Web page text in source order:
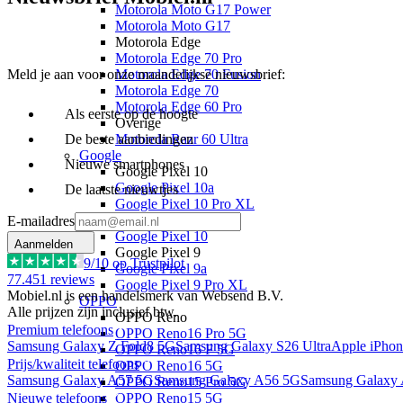
Motorola Moto G17 Power
Motorola Moto G17
Motorola Edge
Motorola Edge 70 Pro
Motorola Edge 70 Fusion
Motorola Edge 70
Motorola Edge 60 Pro
Overige
Motorola Razr 60 Ultra
Google
Google Pixel 10
Google Pixel 10a
Google Pixel 10 Pro XL
Google Pixel 10 Pro
Google Pixel 10
Google Pixel 9
Google Pixel 9a
Google Pixel 9 Pro XL
OPPO
OPPO Reno
OPPO Reno16 Pro 5G
OPPO Reno16 F 5G
OPPO Reno16 5G
OPPO Reno15 Pro 5G
OPPO Reno15 5G
Meld je aan voor onze maandelijkse nieuwsbrief:
Als eerste op de hoogte
De beste aanbiedingen
Nieuwe smartphones
De laatste nieuwtjes
E-mailadres
Aanmelden
9/10 op Trustpilot
77.451 reviews
Mobiel.nl is een handelsmerk van Websend B.V.
Alle prijzen zijn inclusief btw.
Premium telefoons
Samsung Galaxy Z Fold8 5GSamsung Galaxy S26 UltraApple
Prijs/kwaliteit telefoons
Samsung Galaxy A57 5GSamsung Galaxy A56 5GSamsung Galaxy
Nieuwe telefoons